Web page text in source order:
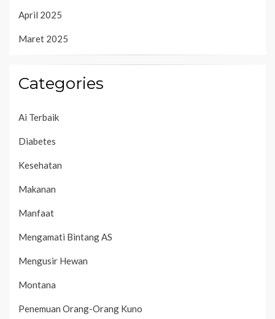
April 2025
Maret 2025
Categories
Ai Terbaik
Diabetes
Kesehatan
Makanan
Manfaat
Mengamati Bintang AS
Mengusir Hewan
Montana
Penemuan Orang-Orang Kuno